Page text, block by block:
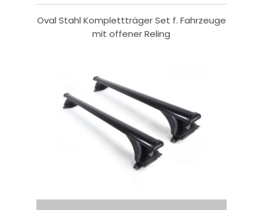
Oval Stahl Komplettträger Set f. Fahrzeuge
mit offener Reling